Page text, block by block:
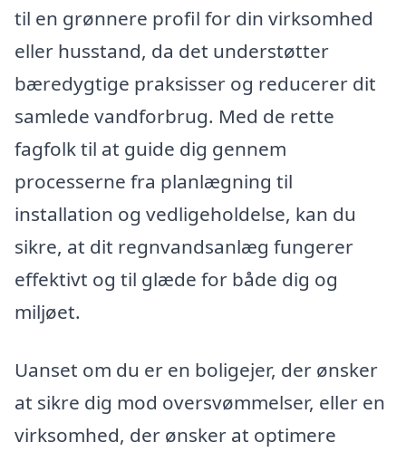
til en grønnere profil for din virksomhed
eller husstand, da det understøtter
bæredygtige praksisser og reducerer dit
samlede vandforbrug. Med de rette
fagfolk til at guide dig gennem
processerne fra planlægning til
installation og vedligeholdelse, kan du
sikre, at dit regnvandsanlæg fungerer
effektivt og til glæde for både dig og
miljøet.
Uanset om du er en boligejer, der ønsker
at sikre dig mod oversvømmelser, eller en
virksomhed, der ønsker at optimere